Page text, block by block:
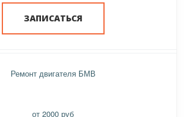
ЗАПИСАТЬСЯ
Ремонт двигателя БМВ
от 2000 руб